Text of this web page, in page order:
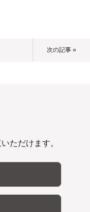
次の記事 »
ただけます。